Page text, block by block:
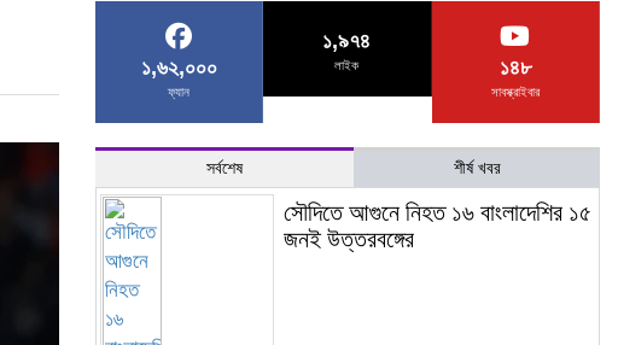
১,৬২,০০০
ফ্যান
১,৯৭৪
লাইক ১৪৮
সাবস্ক্রাইবার
সর্বশেষ শীর্ষ খবর
সৌদিতে আগুনে নিহত ১৬ বাংলাদেশির ১৫
জনই উত্তরবঙ্গের